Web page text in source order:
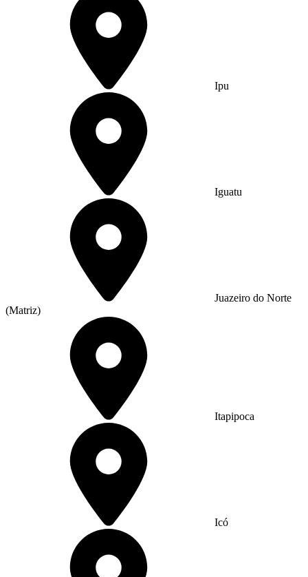
Ipu
Iguatu
Juazeiro do Norte
(Matriz)
Itapipoca
Icó